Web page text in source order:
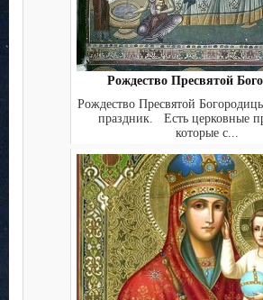
Рождество Пресвятой
Рождество Пресвятой
праздник. Есть церковные
которые с...